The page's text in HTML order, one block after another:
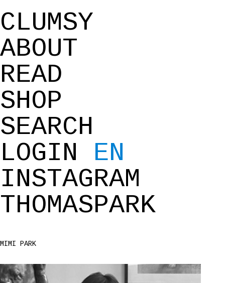
CLUMSY
ABOUT
READ
SHOP
SEARCH
LOGIN
EN
INSTAGRAM
THOMASPARK
MIMI PARK